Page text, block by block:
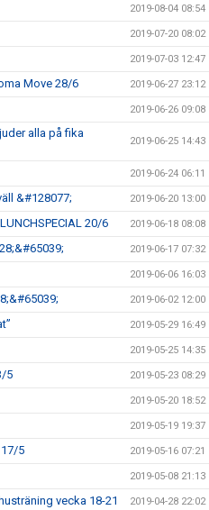
2019-08-04 08:54
2019-07-20 08:02
2019-07-03 12:47
Move 28/6 2019-06-27 23:12
2019-06-26 09:08
alla på fika
2019-06-25 14:43
2019-06-24 06:11
&#128077; 2019-06-20 13:00
20/6 2019-06-18 08:08
2019-06-17 07:32
2019-06-06 16:03
2019-06-02 12:00
2019-05-29 16:49
2019-05-25 14:35
5 2019-05-23 08:29
2019-05-20 18:52
2019-05-19 19:37
5 2019-05-16 07:21
2019-05-08 21:13
vecka 18-21 2019-04-28 22:02